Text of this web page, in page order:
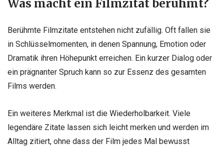
Was macht ein Filmzitat berühmt?
Berühmte Filmzitate entstehen nicht zufällig. Oft fallen sie
in Schlüsselmomenten, in denen Spannung, Emotion oder
Dramatik ihren Höhepunkt erreichen. Ein kurzer Dialog oder
ein prägnanter Spruch kann so zur Essenz des gesamten
Films werden.
Ein weiteres Merkmal ist die Wiederholbarkeit. Viele
legendäre Zitate lassen sich leicht merken und werden im
Alltag zitiert, ohne dass der Film jedes Mal bewusst